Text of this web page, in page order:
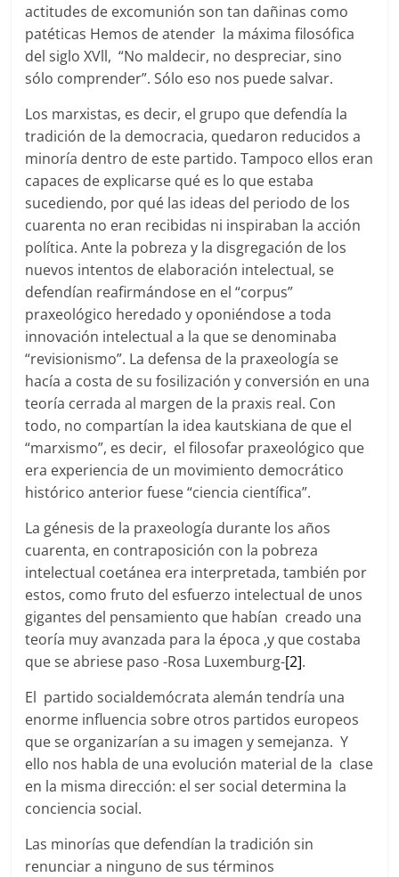
actitudes de excomunión son tan dañinas como
patéticas Hemos de atender la máxima filosófica
del siglo XVll, “No maldecir, no despreciar, sino
sólo comprender”. Sólo eso nos puede salvar.
Los marxistas, es decir, el grupo que defendía la
tradición de la democracia, quedaron reducidos a
minoría dentro de este partido. Tampoco ellos eran
capaces de explicarse qué es lo que estaba
sucediendo, por qué las ideas del periodo de los
cuarenta no eran recibidas ni inspiraban la acción
política. Ante la pobreza y la disgregación de los
nuevos intentos de elaboración intelectual, se
defendían reafirmándose en el “corpus”
praxeológico heredado y oponiéndose a toda
innovación intelectual a la que se denominaba
“revisionismo”. La defensa de la praxeología se
hacía a costa de su fosilización y conversión en una
teoría cerrada al margen de la praxis real. Con
todo, no compartían la idea kautskiana de que el
“marxismo”, es decir, el filosofar praxeológico que
era experiencia de un movimiento democrático
histórico anterior fuese “ciencia científica”.
La génesis de la praxeología durante los años
cuarenta, en contraposición con la pobreza
intelectual coetánea era interpretada, también por
estos, como fruto del esfuerzo intelectual de unos
gigantes del pensamiento que habían creado una
teoría muy avanzada para la época ,y que costaba
que se abriese paso -Rosa Luxemburg-[2].
El partido socialdemócrata alemán tendría una
enorme influencia sobre otros partidos europeos
que se organizarían a su imagen y semejanza. Y
ello nos habla de una evolución material de la clase
en la misma dirección: el ser social determina la
conciencia social.
Las minorías que defendían la tradición sin
renunciar a ninguno de sus términos